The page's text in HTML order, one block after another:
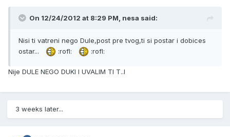
On 12/24/2012 at 8:29 PM, nesa said:
Nisi ti vatreni nego Dule,post pre tvog,ti si postar i dobices
ostar...
:rofl: :rofl:
Nije DULE NEGO DUKI I UVALIM TI T..I
3 weeks later...